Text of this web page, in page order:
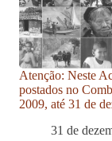
Atenção: Neste
postados no
2009, até 31 de
31 de